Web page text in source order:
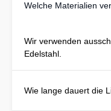
Welche Materialien
Wir verwenden
Edelstahl.
Wie lange dauert die